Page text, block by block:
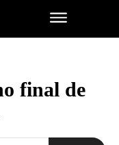
final de